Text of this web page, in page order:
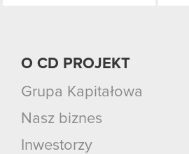
O CD PROJEKT
Grupa Kapitałowa
Nasz biznes
Inwestorzy